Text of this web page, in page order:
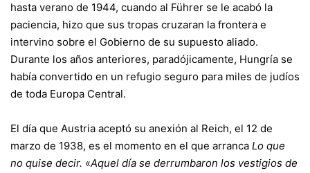
hasta verano de 1944, cuando al Führer se le acabó la
paciencia, hizo que sus tropas cruzaran la frontera e
intervino sobre el Gobierno de su supuesto aliado.
Durante los años anteriores, paradójicamente, Hungría se
había convertido en un refugio seguro para miles de judíos
de toda Europa Central.
El día que Austria aceptó su anexión al Reich, el 12 de
marzo de 1938, es el momento en el que arranca Lo que
no quise decir. «Aquel día se derrumbaron los vestigios de